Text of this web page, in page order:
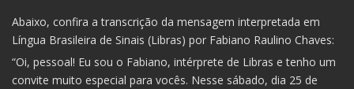
Abaixo, confira a transcrição da mensagem interpretada em
Língua Brasileira de Sinais (Libras) por Fabiano Raulino Chaves:
“Oi, pessoal! Eu sou o Fabiano, intérprete de Libras e tenho um
convite muito especial para vocês. Nesse sábado, dia 25 de